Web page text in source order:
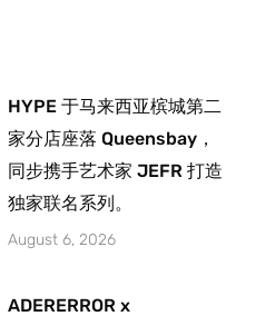
HYPE 于马来西亚槟城第二
家分店座落 Queensbay，
同步携手艺术家 JEFR 打造
独家联名系列。
August 6, 2026
ADERERROR x